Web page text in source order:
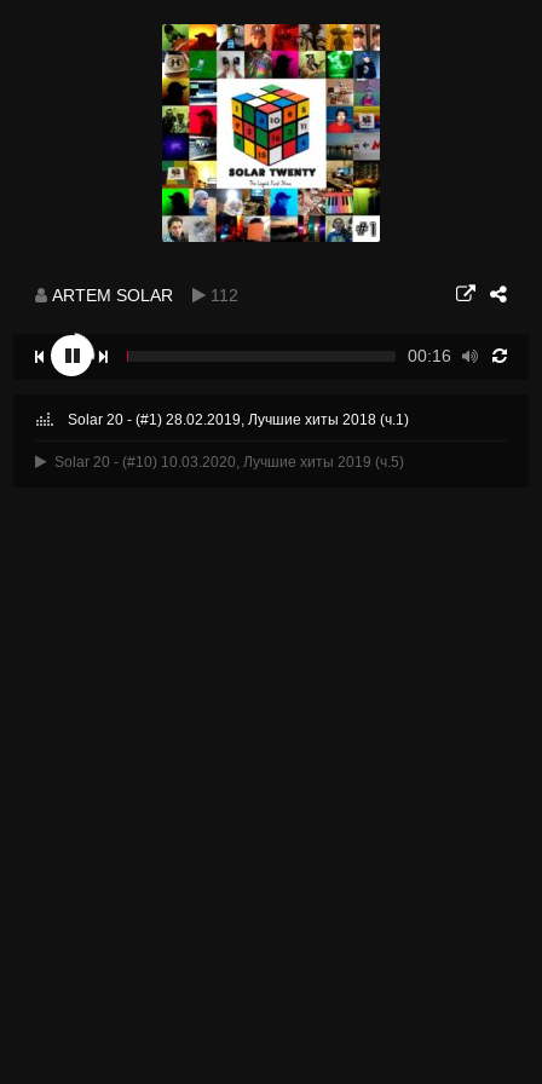
ARTEM SOLAR 112
00:16
Solar 20 - (#1) 28.02.2019, Лучшие хиты 2018 (ч.1)
Solar 20 - (#10) 10.03.2020, Лучшие хиты 2019 (ч.5)